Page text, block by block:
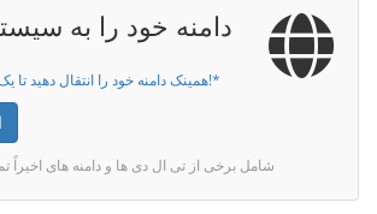
دامنه خود را به
همینک دامنه خود را انتقال دهید تا یک سال نیز تمدید گردد!*
* شامل برخی از تی ال دی ها و دامنه های اخیراً